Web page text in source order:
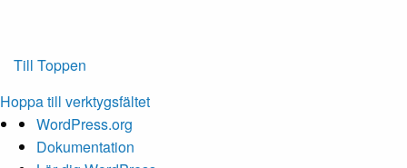
Till Toppen
Hoppa till verktygsfältet
Om
WordPress
WordPress.org
Dokumentation